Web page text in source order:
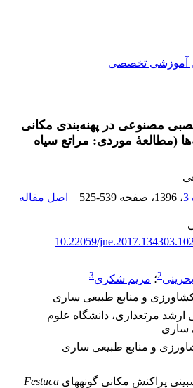
آموزشی تخصصی
مصنوعی در پهنه‌بندی مکانی
(مطالعۀ موردی: مراتع سیاه
، 1396 ، صفحه 525-539
اصل مقاله
10.22059/
2؛ مریم شکری3
کشاورزی و منابع طبیعی ساری
مرتعداری، دانشگاه علوم
ساری
و منابع طبیعی ساری
پراکنش مکانی گونه­های Festuca